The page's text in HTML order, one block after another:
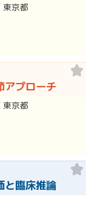
東京都
アプローチ
東京都
と臨床推論